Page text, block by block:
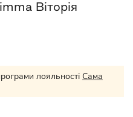
Віторія
лояльності Сама